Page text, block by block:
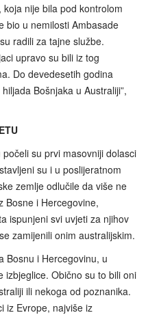
nije bila pod kontrolom
bio u nemilosti Ambasade
radili za tajne službe.
upravo su bili iz tog
Do devedesetih godina
Bošnjaka u Australiji”,
su prvi masovniji dolasci
su i u poslijeratnom
zemlje odlučile da više ne
Bosne i Hercegovine,
ispunjeni svi uvjeti za njihov
zamijenili onim australijskim.
Bosnu i Hercegovinu, u
izbjeglice. Obično su to bili oni
ili nekoga od poznanika.
iz Evrope, najviše iz